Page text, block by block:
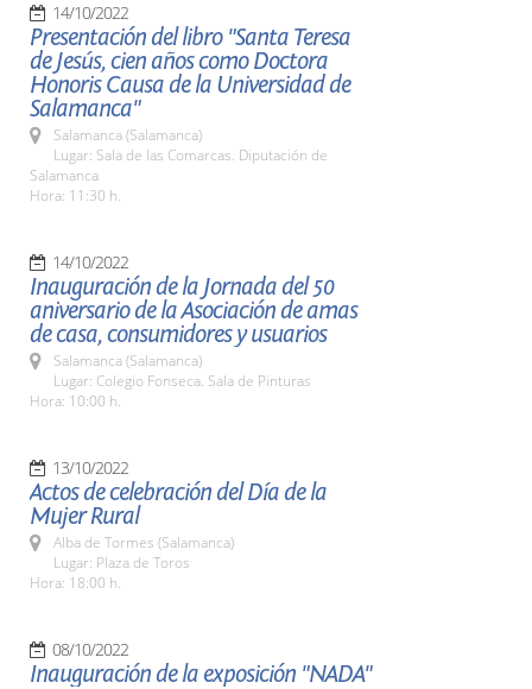
14/10/2022
Presentación del libro "Santa Teresa
de Jesús, cien años como Doctora
Honoris Causa de la Universidad de
Salamanca"
Salamanca (Salamanca)
Lugar: Sala de las Comarcas. Diputación de
Salamanca
Hora: 11:30 h.
14/10/2022
Inauguración de la Jornada del 50
aniversario de la Asociación de amas
de casa, consumidores y usuarios
Salamanca (Salamanca)
Lugar: Colegio Fonseca. Sala de Pinturas
Hora: 10:00 h.
13/10/2022
Actos de celebración del Día de la
Mujer Rural
Alba de Tormes (Salamanca)
Lugar: Plaza de Toros
Hora: 18:00 h.
08/10/2022
Inauguración de la exposición "NADA"